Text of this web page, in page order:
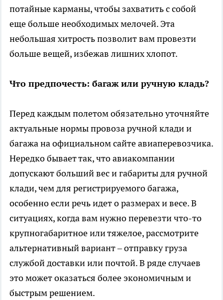
потайные карманы, чтобы захватить с собой
еще больше необходимых мелочей. Эта
небольшая хитрость позволит вам провезти
больше вещей, избежав лишних хлопот.
Что предпочесть: багаж или ручную кладь?
Перед каждым полетом обязательно уточняйте
актуальные нормы провоза ручной клади и
багажа на официальном сайте авиаперевозчика.
Нередко бывает так, что авиакомпании
допускают больший вес и габариты для ручной
клади, чем для регистрируемого багажа,
особенно если речь идет о размерах и весе. В
ситуациях, когда вам нужно перевезти что-то
крупногабаритное или тяжелое, рассмотрите
альтернативный вариант – отправку груза
службой доставки или почтой. В ряде случаев
это может оказаться более экономичным и
быстрым решением.